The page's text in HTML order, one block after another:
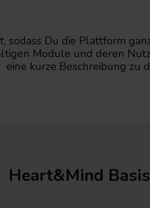
sodass Du die Plattform
Module und deren
eine kurze Beschreibung zu
Heart&Mind